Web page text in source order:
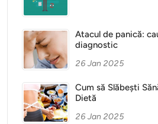
Atacul de panică:
diagnostic
26 Jan 2025
Cum să Slăbești
Dietă
26 Jan 2025